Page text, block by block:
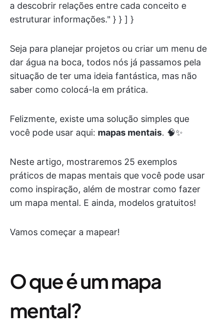
a descobrir relações entre cada conceito e
estruturar informações." } } ] }
Seja para planejar projetos ou criar um menu de
dar água na boca, todos nós já passamos pela
situação de ter uma ideia fantástica, mas não
saber como colocá-la em prática.
Felizmente, existe uma solução simples que
você pode usar aqui: mapas mentais. 🧠✨
Neste artigo, mostraremos 25 exemplos
práticos de mapas mentais que você pode usar
como inspiração, além de mostrar como fazer
um mapa mental. E ainda, modelos gratuitos!
Vamos começar a mapear!
O que é um mapa
mental?